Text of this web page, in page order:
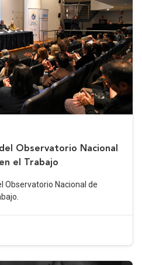
Observatorio Nacional
el Trabajo
Observatorio Nacional de